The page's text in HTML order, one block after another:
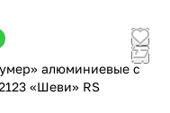
алюминиевые с
«Шеви» RS